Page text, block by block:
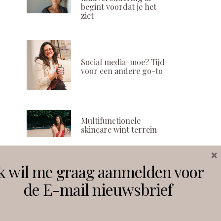
begint voordat je het
ziet
Social media-moe? Tijd
voor een andere go-to
Multifunctionele
skincare wint terrein
Volg ons
wil me graag aanmelden voor
de E-mail nieuwsbrief
×